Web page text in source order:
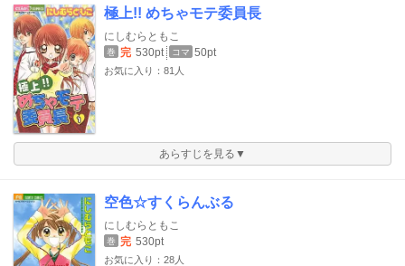
極上!! めちゃモテ委員長
にしむらともこ
巻 完 530pt コマ 50pt
お気に入り：81人
あらすじを見る▼
空色☆すくらんぶる
にしむらともこ
巻 完 530pt
お気に入り：28人